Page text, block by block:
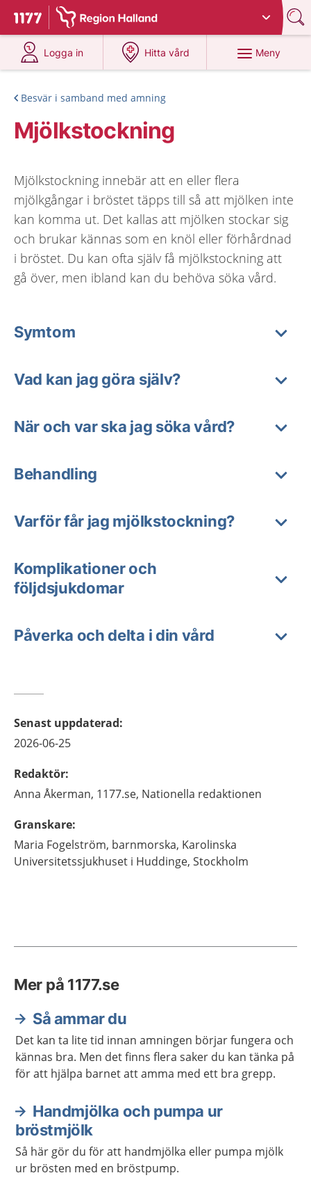
Till startsidan för 1177
Du har valt region Halland
Logga in
på 1177.se
Hitta vård
på 1177.se
Meny
Besvär i samband med amning
Mjölkstockning
Mjölkstockning innebär att en eller flera
mjölkgångar i bröstet täpps till så att mjölken inte
kan komma ut. Det kallas att mjölken stockar sig
och brukar kännas som en knöl eller förhårdnad
i bröstet. Du kan ofta själv få mjölkstockning att
gå över, men ibland kan du behöva söka vård.
Symtom
Vad kan jag göra själv?
När och var ska jag söka vård?
Behandling
Varför får jag mjölkstockning?
Komplikationer och
följdsjukdomar
Påverka och delta i din vård
Senast uppdaterad:
2026-06-25
Redaktör:
Anna Åkerman, 1177.se, Nationella redaktionen
Granskare:
Maria Fogelström, barnmorska, Karolinska
Universitetssjukhuset i Huddinge, Stockholm
Mer på 1177.se
Så ammar du
Det kan ta lite tid innan amningen börjar fungera och
kännas bra. Men det finns flera saker du kan tänka på
för att hjälpa barnet att amma med ett bra grepp.
Handmjölka och pumpa ur
bröstmjölk
Så här gör du för att handmjölka eller pumpa mjölk
ur brösten med en bröstpump.